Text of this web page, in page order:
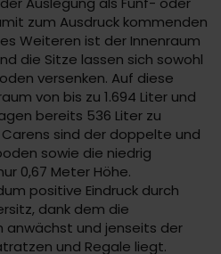
zum Ausdruck kommenden
Weiteren ist der Innenraum
die Sitze lassen sich sowohl
versenken. Auf diese
von bis zu 1.694 Liter und
bereits 536 Liter zu
Carens sind der doppelte und
sowie die niedrig
0,67 Meter Höhe.
positive Eindruck durch
dank dem die
anwächst und jenseits der
und Regale liegt.